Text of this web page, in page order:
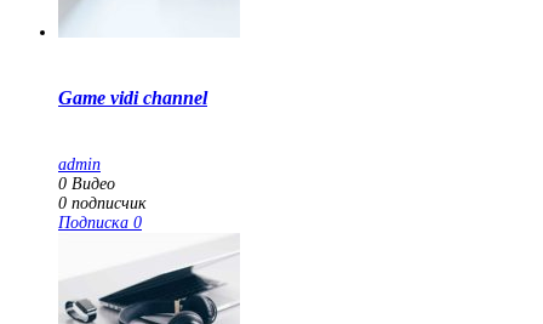
Game vidi channel
admin
0 Видео
0 подписчик
Подписка 0